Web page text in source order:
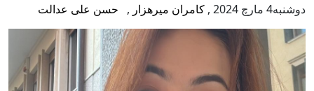
دوشنبه4 مارچ 2024 , کامران میرهزار , حسن علی عدالت